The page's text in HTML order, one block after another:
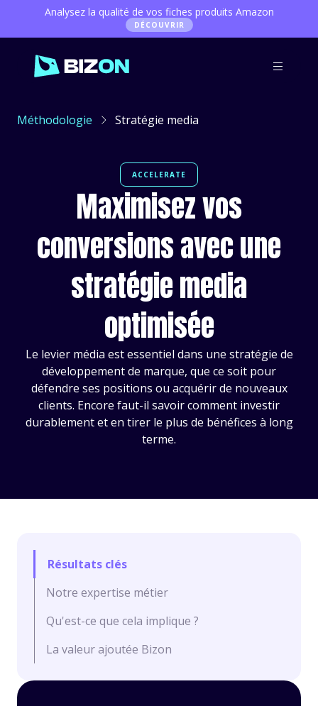
Analysez la qualité de vos fiches produits Amazon
DÉCOUVRIR
Méthodologie Stratégie media
ACCELERATE
Maximisez vos
conversions avec une
stratégie media
optimisée
Le levier média est essentiel dans une stratégie de
développement de marque, que ce soit pour
défendre ses positions ou acquérir de nouveaux
clients. Encore faut-il savoir comment investir
durablement et en tirer le plus de bénéfices à long
terme.
Résultats clés
Notre expertise métier
Qu'est-ce que cela implique ?
La valeur ajoutée Bizon